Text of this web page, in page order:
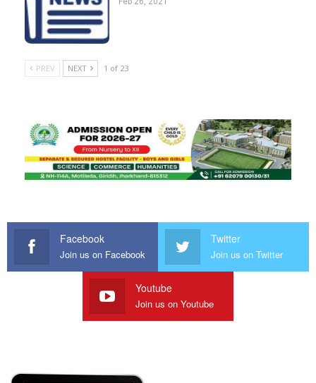
PREV NEXT 1 of 23
Facebook
Join us on Facebook
Twitter
Join us on Twitter
Youtube
Join us on Youtube